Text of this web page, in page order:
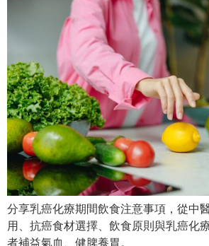
分享乳癌化療期間飲食注意事項，從中
用、抗癌食材選擇、飲食原則與乳癌化
者補益氣血、健脾養胃。